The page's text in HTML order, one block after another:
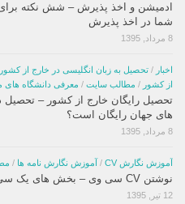
ادمیشن و اخذ پذیرش – شش نکته
شما در اخذ پذیرش
8 مرداد, 1395
اخبار / تحصیل به زبان انگلیسی در خارج از کشور
از کشور / مطالب سایت / معرفی دانشگاه های
تحصیل رایگان خارج از کشور – تحصیل
های جهان رایگان است؟
8 مرداد, 1395
آموزش نگارش CV / آموزش نگارش نامه ها /
نوشتن CV سی وی – بخش های یک سی وی CV استاندارد
12 تیر, 1395